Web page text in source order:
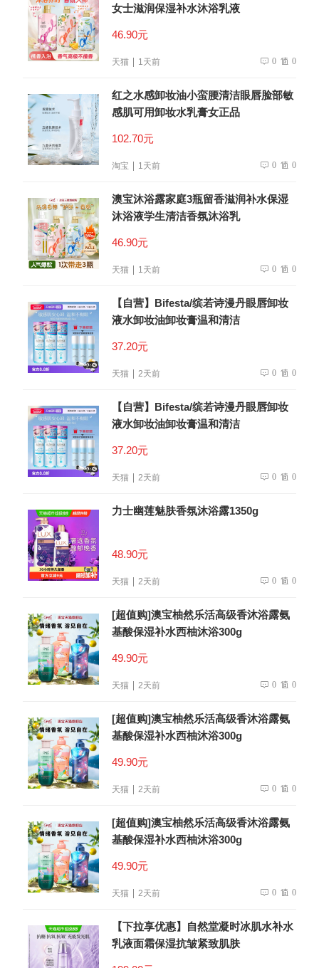
女士滋润保湿补水沐浴乳液
46.90元
天猫 1天前 0 0
红之水感卸妆油小蛮腰清洁眼唇脸部敏
感肌可用卸妆水乳膏女正品
102.70元
淘宝 1天前 0 0
澳宝沐浴露家庭3瓶留香滋润补水保湿
沐浴液学生清洁香氛沐浴乳
46.90元
天猫 1天前 0 0
【自营】Bifesta/缤若诗漫丹眼唇卸妆
液水卸妆油卸妆膏温和清洁
37.20元
天猫 2天前 0 0
【自营】Bifesta/缤若诗漫丹眼唇卸妆
液水卸妆油卸妆膏温和清洁
37.20元
天猫 2天前 0 0
力士幽莲魅肤香氛沐浴露1350g
48.90元
天猫 2天前 0 0
[超值购]澳宝柚然乐活高级香沐浴露氨
基酸保湿补水西柚沐浴300g
49.90元
天猫 2天前 0 0
[超值购]澳宝柚然乐活高级香沐浴露氨
基酸保湿补水西柚沐浴300g
49.90元
天猫 2天前 0 0
[超值购]澳宝柚然乐活高级香沐浴露氨
基酸保湿补水西柚沐浴300g
49.90元
天猫 2天前 0 0
【下拉享优惠】自然堂凝时冰肌水补水
乳液面霜保湿抗皱紧致肌肤